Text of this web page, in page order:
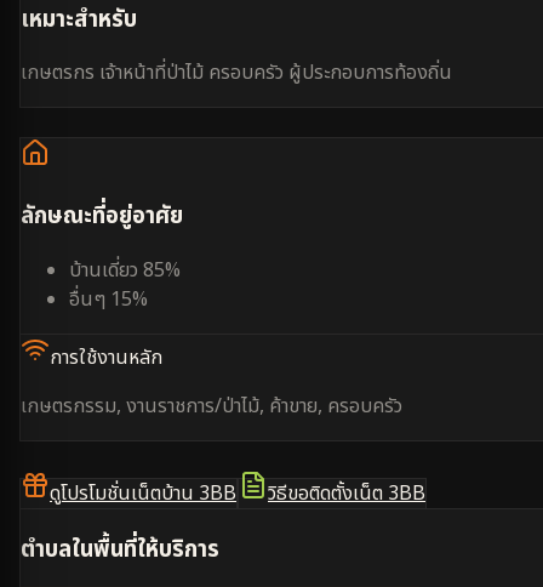
เหมาะสำหรับ
เกษตรกร เจ้าหน้าที่ป่าไม้ ครอบครัว ผู้ประกอบการท้องถิ่น
ลักษณะที่อยู่อาศัย
บ้านเดี่ยว 85%
อื่นๆ 15%
การใช้งานหลัก
เกษตรกรรม, งานราชการ/ป่าไม้, ค้าขาย, ครอบครัว
ดูโปรโมชั่นเน็ตบ้าน 3BB วิธีขอติดตั้งเน็ต 3BB
ตำบลในพื้นที่ให้บริการ